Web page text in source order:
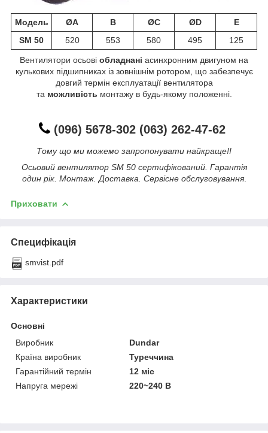
Модель ØA B ØC ØD
E
SM 50
520 553 580 495 125
Вентилятори осьові обладнані асинхронним двигуном на
кулькових підшипниках із зовнішнім ротором, що забезпечує
довгий термін експлуатації вентилятора
та можливість монтажу в будь-якому положенні.
(096) 5678-302 (063) 262-47-62
Тому що ми можемо запропонувати найкраще!!
Осьовий вентилятор SM 50 сертифікований. Гарантія
один рік. Монтаж. Доставка. Сервісне обслуговування.
Приховати
Специфікація
smvist.pdf
Характеристики
Основні
Виробник
Dundar
Країна виробник
Туреччина
Гарантійний термін
12 міс
Напруга мережі
220~240 В